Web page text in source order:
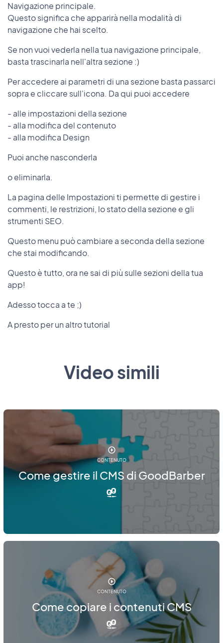
Navigazione principale.
Questo significa che apparirà nella modalità di
navigazione che hai scelto.
Se non vuoi vederla nella tua navigazione principale,
basta trascinarla nell'altra sezione :)
Per accedere ai parametri di una sezione basta passarci
sopra e cliccare sull'icona. Da qui puoi accedere
- alle impostazioni della sezione
- alla modifica del contenuto
- alla modifica Design
Puoi anche nasconderla
o eliminarla.
La pagina delle Impostazioni ti permette di gestire i
commenti, le restrizioni, lo stato della sezione e gli
strumenti SEO.
Questo menu può cambiare a seconda della sezione
che stai modificando.
Questo è tutto, ora ne sai di più sulle sezioni della tua
app!
Adesso tocca a te ;)
A presto per un altro tutorial
Video simili
CONTENUTO
Come gestire il CMS di GoodBarber
CONTENUTO
Come copiare i contenuti CMS